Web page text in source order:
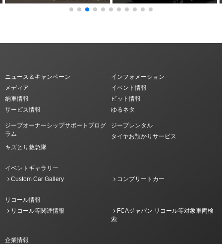
ニュース＆キャンペーン
インフォメーション
メディア
イベント情報
納車情報
ピット情報
サービス情報
ゆるネタ
ジープオーナーシップサポートプログ
ラム
ジープレンタル
タイヤお預かりサービス
キズとり救急隊
イベントギャラリー
Custom Car Gallery
コンプリートカー
リコール情報
リコール等関連情報
FCAジャパン リコール等対象車両検
索
企業情報